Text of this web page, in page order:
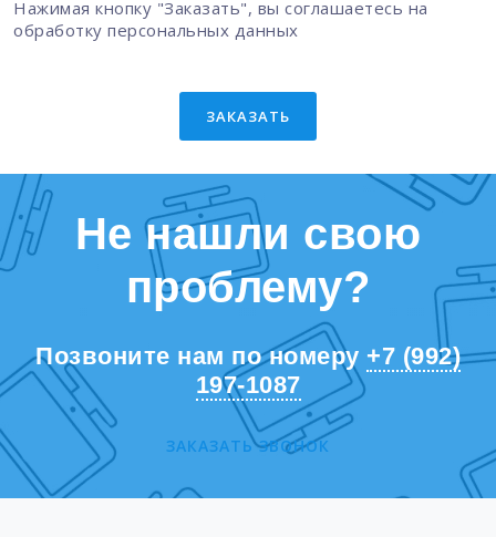
Нажимая кнопку "Заказать", вы соглашаетесь на
обработку персональных данных
ЗАКАЗАТЬ
Не нашли свою
проблему?
Позвоните нам по номеру +7 (992)
197-1087
ЗАКАЗАТЬ ЗВОНОК